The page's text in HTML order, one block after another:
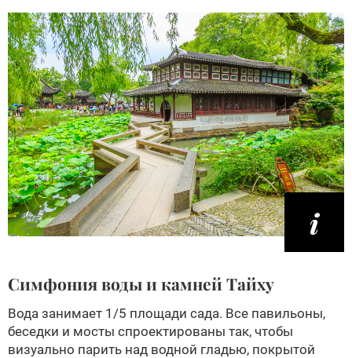
Симфония воды и камней Тайху
Вода занимает 1/5 площади сада. Все павильоны,
беседки и мосты спроектированы так, чтобы
визуально парить над водной гладью, покрытой